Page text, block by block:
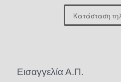
Κατάσταση
Εισαγγελία Α.Π.